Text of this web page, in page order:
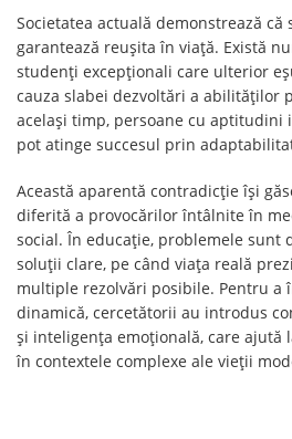
Societatea actuală demonstrează că
garantează reușita în viață. Există
studenți excepționali care ulterior
cauza slabei dezvoltări a abilităților
același timp, persoane cu aptitudini
pot atinge succesul prin
Această aparentă contradicție își
diferită a provocărilor întâlnite în
social. În educație, problemele sunt
soluții clare, pe când viața reală
multiple rezolvări posibile. Pentru a
dinamică, cercetătorii au introdus
și inteligența emoțională, care ajută
în contextele complexe ale vieții